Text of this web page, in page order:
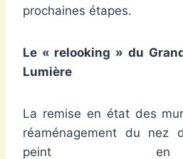
prochaines étapes.
Le « relooking » du
Lumière
La remise en état des
réaménagement du nez
peint